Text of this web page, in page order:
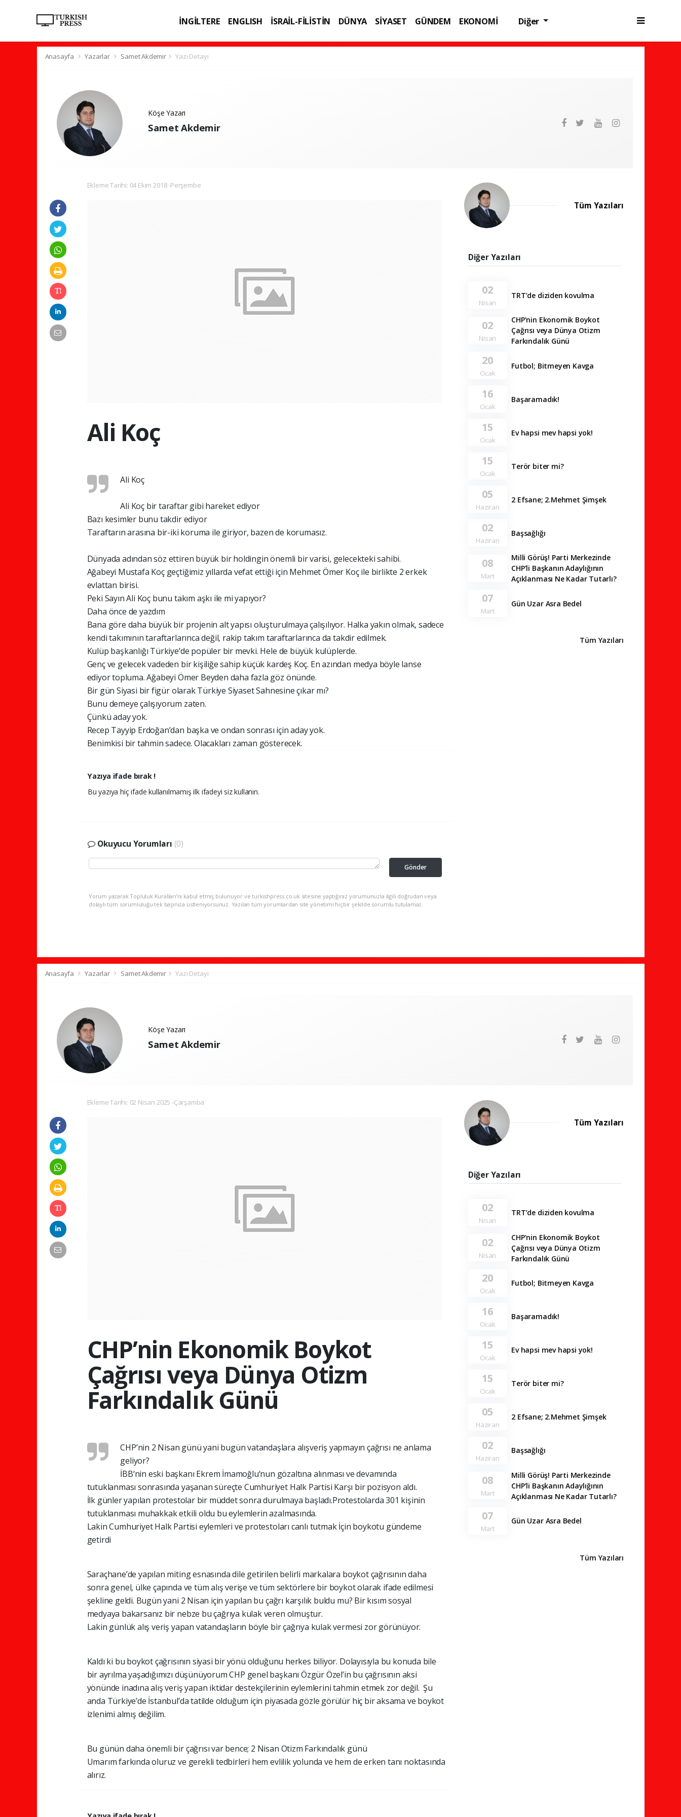
İNGİLTERE ENGLISH İSRAİL-FİLİSTİN DÜNYA SİYASET GÜNDEM
EKONOMİ
Diğer
Anasayfa Yazarlar Samet Akdemir Yazı Detayı
Köşe Yazarı
Samet Akdemir
Ekleme Tarihi: 04 Ekim 2018 -Perşembe
Ali Koç
Ali Koç
Ali Koç bir taraftar gibi hareket ediyor
Bazı kesimler bunu takdir ediyor
Taraftarın arasına bir-iki koruma ile giriyor, bazen de korumasız.
Dünyada adından söz ettiren büyük bir holdingin önemli bir varisi, gelecekteki sahibi.
Ağabeyi Mustafa Koç geçtiğimiz yıllarda vefat ettiği için Mehmet Ömer Koç ile birlikte 2 erkek
evlattan birisi.
Peki Sayın Ali Koç bunu takım aşkı ile mi yapıyor?
Daha önce de yazdım
Bana göre daha büyük bir projenin alt yapısı oluşturulmaya çalışılıyor. Halka yakın olmak, sadece
kendi takımının taraftarlarınca değil, rakip takım taraftarlarınca da takdir edilmek.
Kulüp başkanlığı Türkiye’de popüler bir mevki. Hele de büyük kulüplerde.
Genç ve gelecek vadeden bir kişiliğe sahip küçük kardeş Koç. En azından medya böyle lanse
ediyor topluma. Ağabeyi Ömer Beyden daha fazla göz önünde.
Bir gün Siyasi bir figür olarak Türkiye Siyaset Sahnesine çıkar mı?
Bunu demeye çalışıyorum zaten.
Çünkü aday yok.
Recep Tayyip Erdoğan’dan başka ve ondan sonrası için aday yok.
Benimkisi bir tahmin sadece. Olacakları zaman gösterecek.
Yazıya ifade bırak !
Bu yazıya hiç ifade kullanılmamış ilk ifadeyi siz kullanın.
Okuyucu Yorumları (0)
Gönder
Yorum yazarak Topluluk Kuralları’nı kabul etmiş bulunuyor ve turkishpress.co.uk sitesine yaptığınız yorumunuzla ilgili doğrudan veya
dolaylı tüm sorumluluğu tek başınıza üstleniyorsunuz. Yazılan tüm yorumlardan site yönetimi hiçbir şekilde sorumlu tutulamaz.
Tüm Yazıları
Diğer Yazıları
02
Nisan
TRT’de diziden kovulma
02
Nisan
CHP’nin Ekonomik Boykot
Çağrısı veya Dünya Otizm
Farkındalık Günü
20
Ocak
Futbol; Bitmeyen Kavga
16
Ocak
Başaramadık!
15
Ocak
Ev hapsi mev hapsi yok!
15
Ocak
Terör biter mi?
05
Haziran
2 Efsane; 2.Mehmet Şimşek
02
Haziran
Başsağlığı
08
Mart
Milli Görüş! Parti Merkezinde
CHP’li Başkanın Adaylığının
Açıklanması Ne Kadar Tutarlı?
07
Mart
Gün Uzar Asra Bedel
Tüm Yazıları
Anasayfa Yazarlar Samet Akdemir Yazı Detayı
Köşe Yazarı
Samet Akdemir
Ekleme Tarihi: 02 Nisan 2025 -Çarşamba
CHP’nin Ekonomik Boykot
Çağrısı veya Dünya Otizm
Farkındalık Günü
CHP’nin 2 Nisan günü yani bugün vatandaşlara alışveriş yapmayın çağrısı ne anlama
geliyor?
İBB‘nin eski başkanı Ekrem İmamoğlu‘nun gözaltına alınması ve devamında
tutuklanması sonrasında yaşanan süreçte Cumhuriyet Halk Partisi Karşı bir pozisyon aldı.
İlk günler yapılan protestolar bir müddet sonra durulmaya başladı.Protestolarda 301 kişinin
tutuklanması muhakkak etkili oldu bu eylemlerin azalmasında.
Lakin Cumhuriyet Halk Partisi eylemleri ve protestoları canlı tutmak İçin boykotu gündeme
getirdi
Saraçhane’de yapılan miting esnasında dile getirilen belirli markalara boykot çağrısının daha
sonra genel, ülke çapında ve tüm alış verişe ve tüm sektörlere bir boykot olarak ifade edilmesi
şekline geldi. Bugün yani 2 Nisan için yapılan bu çağrı karşılık buldu mu? Bir kısım sosyal
medyaya bakarsanız bir nebze bu çağrıya kulak veren olmuştur.
Lakin günlük alış veriş yapan vatandaşların böyle bir çağrıya kulak vermesi zor görünüyor.
Kaldı ki bu boykot çağrısının siyasi bir yönü olduğunu herkes biliyor. Dolayısıyla bu konuda bile
bir ayrılma yaşadığımızı düşünüyorum CHP genel başkanı Özgür Özel’in bu çağrısının aksi
yönünde inadına alış veriş yapan iktidar destekçilerinin eylemlerini tahmin etmek zor değil. Şu
anda Türkiye’de İstanbul’da tatilde olduğum için piyasada gözle görülür hiç bir aksama ve boykot
izlenimi almış değilim.
Bu günün daha önemli bir çağrısı var bence; 2 Nisan Otizm Farkındalık günü
Umarım farkında oluruz ve gerekli tedbirleri hem evlilik yolunda ve hem de erken tanı noktasında
alırız.
Tüm Yazıları
Diğer Yazıları
02
Nisan
TRT’de diziden kovulma
02
Nisan
CHP’nin Ekonomik Boykot
Çağrısı veya Dünya Otizm
Farkındalık Günü
20
Ocak
Futbol; Bitmeyen Kavga
16
Ocak
Başaramadık!
15
Ocak
Ev hapsi mev hapsi yok!
15
Ocak
Terör biter mi?
05
Haziran
2 Efsane; 2.Mehmet Şimşek
02
Haziran
Başsağlığı
08
Mart
Milli Görüş! Parti Merkezinde
CHP’li Başkanın Adaylığının
Açıklanması Ne Kadar Tutarlı?
07
Mart
Gün Uzar Asra Bedel
Tüm Yazıları